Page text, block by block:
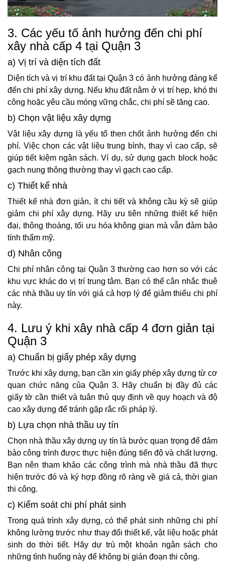
3. Các yếu tố ảnh hưởng đến chi phí
xây nhà cấp 4 tại Quận 3
a) Vị trí và diện tích đất
Diện tích và vị trí khu đất tại Quận 3 có ảnh hưởng đáng kể
đến chi phí xây dựng. Nếu khu đất nằm ở vị trí hẹp, khó thi
công hoặc yêu cầu móng vững chắc, chi phí sẽ tăng cao.
b) Chọn vật liệu xây dựng
Vật liệu xây dựng là yếu tố then chốt ảnh hưởng đến chi
phí. Việc chọn các vật liệu trung bình, thay vì cao cấp, sẽ
giúp tiết kiệm ngân sách. Ví dụ, sử dụng gạch block hoặc
gạch nung thông thường thay vì gạch cao cấp.
c) Thiết kế nhà
Thiết kế nhà đơn giản, ít chi tiết và không cầu kỳ sẽ giúp
giảm chi phí xây dựng. Hãy ưu tiên những thiết kế hiện
đại, thông thoáng, tối ưu hóa không gian mà vẫn đảm bảo
tính thẩm mỹ.
d) Nhân công
Chi phí nhân công tại Quận 3 thường cao hơn so với các
khu vực khác do vị trí trung tâm. Bạn có thể cân nhắc thuê
các nhà thầu uy tín với giá cả hợp lý để giảm thiểu chi phí
này.
4. Lưu ý khi xây nhà cấp 4 đơn giản tại
Quận 3
a) Chuẩn bị giấy phép xây dựng
Trước khi xây dựng, bạn cần xin giấy phép xây dựng từ cơ
quan chức năng của Quận 3. Hãy chuẩn bị đầy đủ các
giấy tờ cần thiết và tuân thủ quy định về quy hoạch và độ
cao xây dựng để tránh gặp rắc rối pháp lý.
b) Lựa chọn nhà thầu uy tín
Chọn nhà thầu xây dựng uy tín là bước quan trọng để đảm
bảo công trình được thực hiện đúng tiến độ và chất lượng.
Bạn nên tham khảo các công trình mà nhà thầu đã thực
hiện trước đó và ký hợp đồng rõ ràng về giá cả, thời gian
thi công.
c) Kiểm soát chi phí phát sinh
Trong quá trình xây dựng, có thể phát sinh những chi phí
không lường trước như thay đổi thiết kế, vật liệu hoặc phát
sinh do thời tiết. Hãy dự trù một khoản ngân sách cho
những tình huống này để không bị gián đoạn thi công.